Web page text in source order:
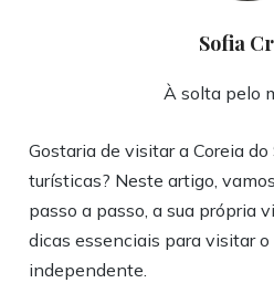
Sofia
À solta pelo
Gostaria de visitar a Coreia
turísticas? Neste artigo,
passo a passo, a sua própria
dicas essenciais para visitar
independente.